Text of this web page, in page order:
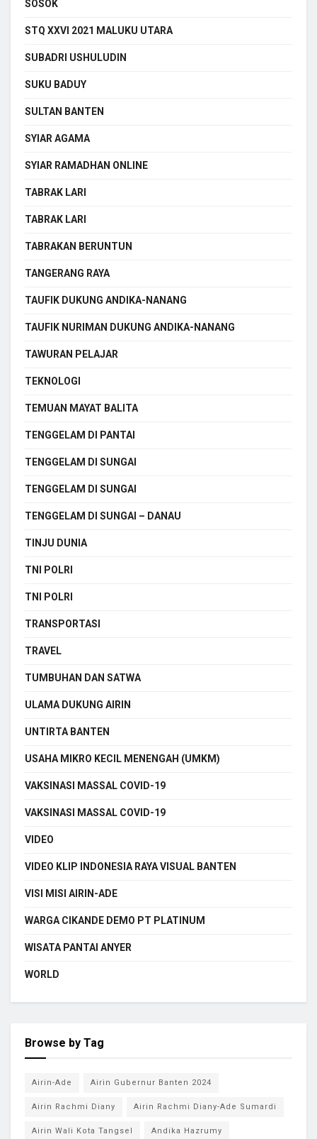
SOSOK
STQ XXVI 2021 MALUKU UTARA
SUBADRI USHULUDIN
SUKU BADUY
SULTAN BANTEN
SYIAR AGAMA
SYIAR RAMADHAN ONLINE
TABRAK LARI
TABRAK LARI
TABRAKAN BERUNTUN
TANGERANG RAYA
TAUFIK DUKUNG ANDIKA-NANANG
TAUFIK NURIMAN DUKUNG ANDIKA-NANANG
TAWURAN PELAJAR
TEKNOLOGI
TEMUAN MAYAT BALITA
TENGGELAM DI PANTAI
TENGGELAM DI SUNGAI
TENGGELAM DI SUNGAI
TENGGELAM DI SUNGAI – DANAU
TINJU DUNIA
TNI POLRI
TNI POLRI
TRANSPORTASI
TRAVEL
TUMBUHAN DAN SATWA
ULAMA DUKUNG AIRIN
UNTIRTA BANTEN
USAHA MIKRO KECIL MENENGAH (UMKM)
VAKSINASI MASSAL COVID-19
VAKSINASI MASSAL COVID-19
VIDEO
VIDEO KLIP INDONESIA RAYA VISUAL BANTEN
VISI MISI AIRIN-ADE
WARGA CIKANDE DEMO PT PLATINUM
WISATA PANTAI ANYER
WORLD
Browse by Tag
Airin-Ade Airin Gubernur Banten 2024
Airin Rachmi Diany Airin Rachmi Diany-Ade Sumardi
Airin Wali Kota Tangsel Andika Hazrumy